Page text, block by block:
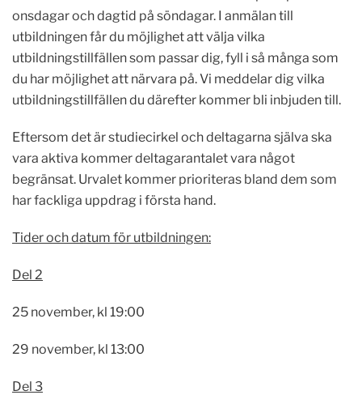
onsdagar och dagtid på söndagar. I anmälan till
utbildningen får du möjlighet att välja vilka
utbildningstillfällen som passar dig, fyll i så många som
du har möjlighet att närvara på. Vi meddelar dig vilka
utbildningstillfällen du därefter kommer bli inbjuden till.
Eftersom det är studiecirkel och deltagarna själva ska
vara aktiva kommer deltagarantalet vara något
begränsat. Urvalet kommer prioriteras bland dem som
har fackliga uppdrag i första hand.
Tider och datum för utbildningen:
Del 2
25 november, kl 19:00
29 november, kl 13:00
Del 3